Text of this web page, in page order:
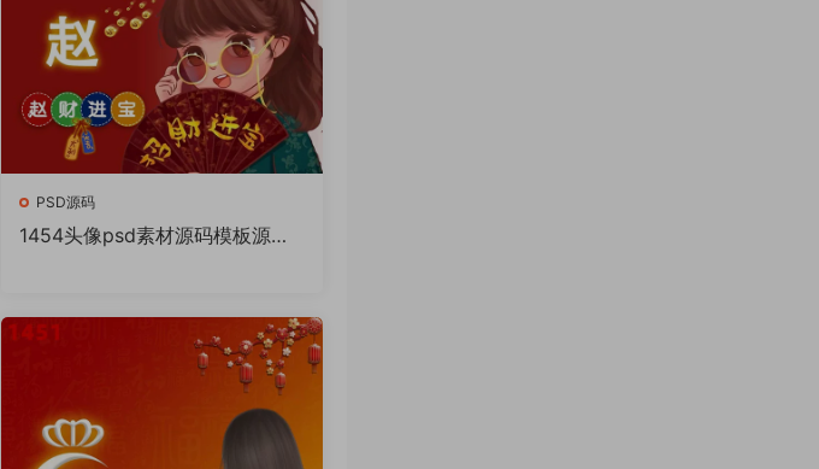
PSD源码
1454头像psd素材源码模板源文